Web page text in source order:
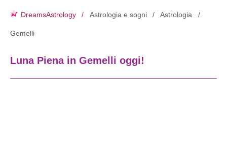
DreamsAstrology Astrologia e sogni Astrologia
Gemelli
Luna Piena in Gemelli oggi!